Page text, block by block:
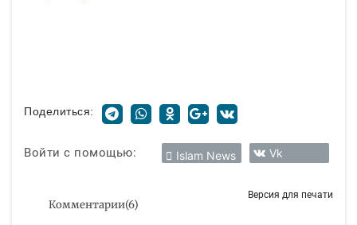
Поделиться:
Войти с помощью: Islam News Vk
Комментарии(6)
Версия для печати